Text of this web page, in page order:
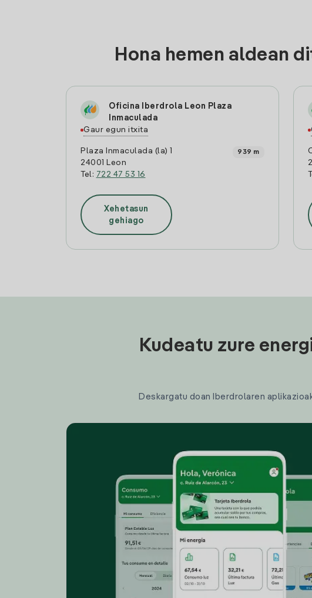
Hona hemen aldean
Oficina Iberdrola Leon Plaza
Inmaculada
Gaur egun itxita
Plaza Inmaculada (la) 1
24001 Leon
Tel: 722 47 53 16
939 m
Xehetasun
gehiago
Kudeatu zure
Deskargatu doan Iberdrolaren